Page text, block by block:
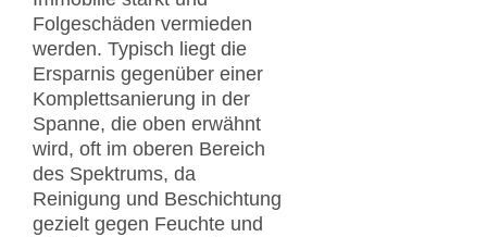
Folgeschäden vermieden
werden. Typisch liegt die
Ersparnis gegenüber einer
Komplettsanierung in der
Spanne, die oben erwähnt
wird, oft im oberen Bereich
des Spektrums, da
Reinigung und Beschichtung
gezielt gegen Feuchte und